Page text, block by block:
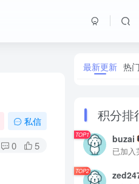
私信
0 5
最新更新 热
积分排
TOP1 buzai
已加入
TOP2